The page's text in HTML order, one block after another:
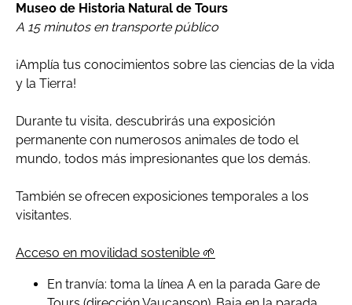
Museo de Historia Natural de Tours
A 15 minutos en transporte público
¡Amplía tus conocimientos sobre las ciencias de la vida
y la Tierra!
Durante tu visita, descubrirás una exposición
permanente con numerosos animales de todo el
mundo, todos más impresionantes que los demás.
También se ofrecen exposiciones temporales a los
visitantes.
Acceso en movilidad sostenible 🌱
En tranvía: toma la línea A en la parada Gare de